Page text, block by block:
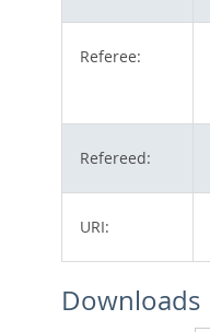
Referee:
Refereed:
URI:
Downloads